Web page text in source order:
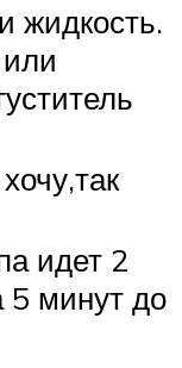
жидкость.
идет 2
5 минут до